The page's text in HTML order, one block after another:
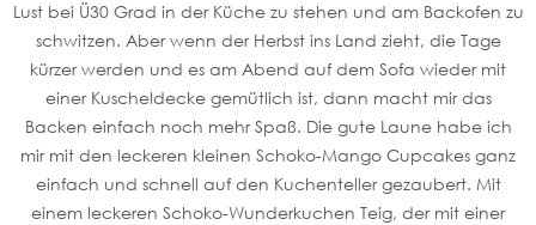
Lust bei Ü30 Grad in der Küche zu stehen und am Backofen zu
schwitzen. Aber wenn der Herbst ins Land zieht, die Tage
kürzer werden und es am Abend auf dem Sofa wieder mit
einer Kuscheldecke gemütlich ist, dann macht mir das
Backen einfach noch mehr Spaß. Die gute Laune habe ich
mir mit den leckeren kleinen Schoko-Mango Cupcakes ganz
einfach und schnell auf den Kuchenteller gezaubert. Mit
einem leckeren Schoko-Wunderkuchen Teig, der mit einer